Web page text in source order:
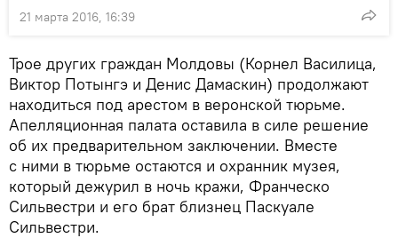
21 марта 2016, 16:39
Трое других граждан Молдовы (Корнел Василица,
Виктор Потынгэ и Денис Дамаскин) продолжают
находиться под арестом в веронской тюрьме.
Апелляционная палата оставила в силе решение
об их предварительном заключении. Вместе
с ними в тюрьме остаются и охранник музея,
который дежурил в ночь кражи, Франческо
Сильвестри и его брат близнец Паскуале
Сильвестри.